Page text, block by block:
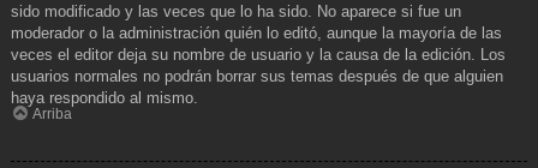
sido modificado y las veces que lo ha sido. No aparece si fue un
moderador o la administración quién lo editó, aunque la mayoría de las
veces el editor deja su nombre de usuario y la causa de la edición. Los
usuarios normales no podrán borrar sus temas después de que alguien
haya respondido al mismo.
Arriba